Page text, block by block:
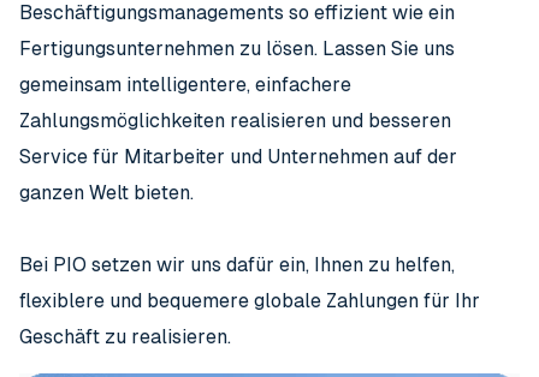
Beschäftigungsmanagements so effizient wie ein
Fertigungsunternehmen zu lösen. Lassen Sie uns
gemeinsam intelligentere, einfachere
Zahlungsmöglichkeiten realisieren und besseren
Service für Mitarbeiter und Unternehmen auf der
ganzen Welt bieten.
Bei PIO setzen wir uns dafür ein, Ihnen zu helfen,
flexiblere und bequemere globale Zahlungen für Ihr
Geschäft zu realisieren.